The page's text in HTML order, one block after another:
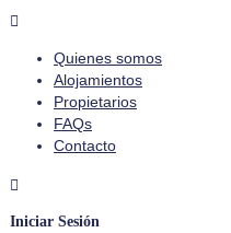
Quienes somos
Alojamientos
Propietarios
FAQs
Contacto
Iniciar Sesión